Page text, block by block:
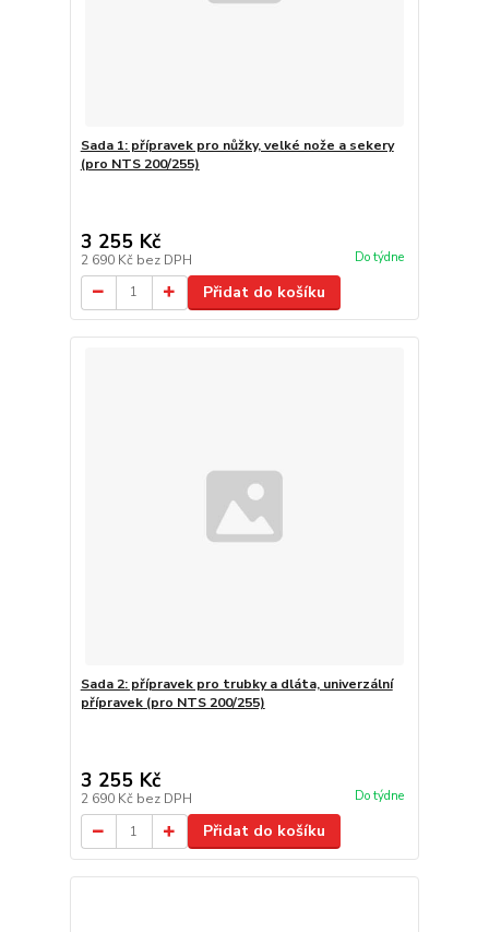
Sada 1: přípravek pro nůžky, velké nože a sekery
(pro NTS 200/255)
3 255 Kč
2 690 Kč bez DPH Do týdne
Přidat do košíku
Sada 2: přípravek pro trubky a dláta, univerzální
přípravek (pro NTS 200/255)
3 255 Kč
2 690 Kč bez DPH Do týdne
Přidat do košíku